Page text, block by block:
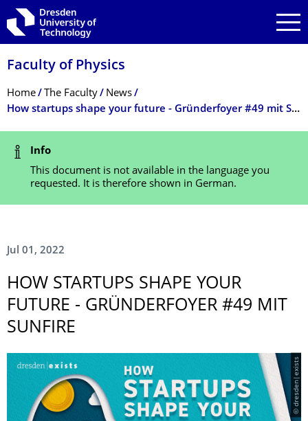
Skip to main navigation
Skip to search
Skip to content
Faculty of Physics
Breadcrumb Menu
Home The Faculty
News
How startups shape your future - Gründerfoyer #49 mit Sunfire
Status Message
Info
This document is not available in the language you
requested. It is therefore shown in German.
Jul 01, 2022
HOW STARTUPS SHAPE YOUR
FUTURE - GRÜNDERFOYER #49 MIT
SUNFIRE
© dresden|exists